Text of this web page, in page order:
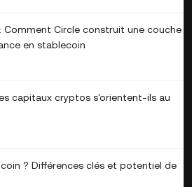
Comment Circle construit une couche
en stablecoin
capitaux cryptos s'orientent-ils au
? Différences clés et potentiel de